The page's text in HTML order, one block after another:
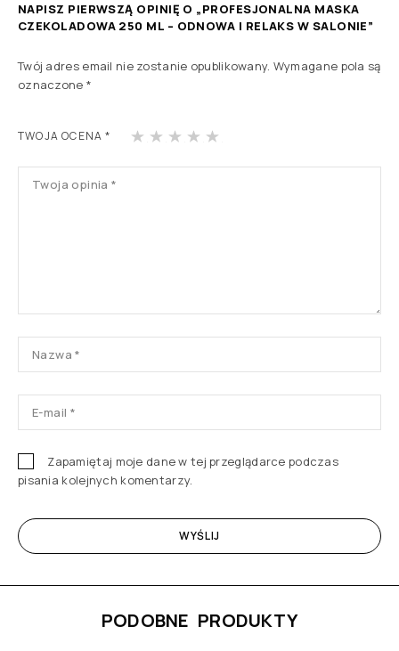
NAPISZ PIERWSZĄ OPINIĘ O „PROFESJONALNA MASKA
CZEKOLADOWA 250 ML – ODNOWA I RELAKS W SALONIE”
Twój adres email nie zostanie opublikowany. Wymagane pola są
oznaczone *
TWOJA OCENA* 1 2 3 4
Zapamiętaj moje dane w tej przeglądarce podczas
pisania kolejnych komentarzy.
PODOBNE PRODUKTY